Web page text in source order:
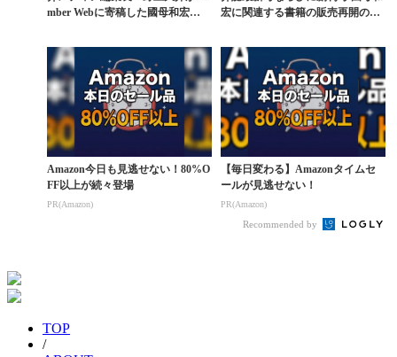
mber Webに寄稿した國母和宏
宏に関連する書籍の販売再開のお
Amazon今日も見逃せない！80%O
FF以上が続々登場
PR(Amazon)
【毎日変わる】Amazonタイムセ
ールが見逃せない！
PR(Amazon)
Recommended by
TOP
/